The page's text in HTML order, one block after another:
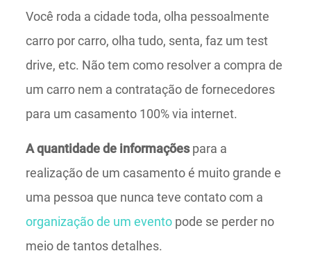
Você roda a cidade toda, olha pessoalmente
carro por carro, olha tudo, senta, faz um test
drive, etc. Não tem como resolver a compra de
um carro nem a contratação de fornecedores
para um casamento 100% via internet.
A quantidade de informaçõespara a
realização de um casamento é muito grande e
uma pessoa que nunca teve contato com a
organização de um eventopode se perder no
meio de tantos detalhes.